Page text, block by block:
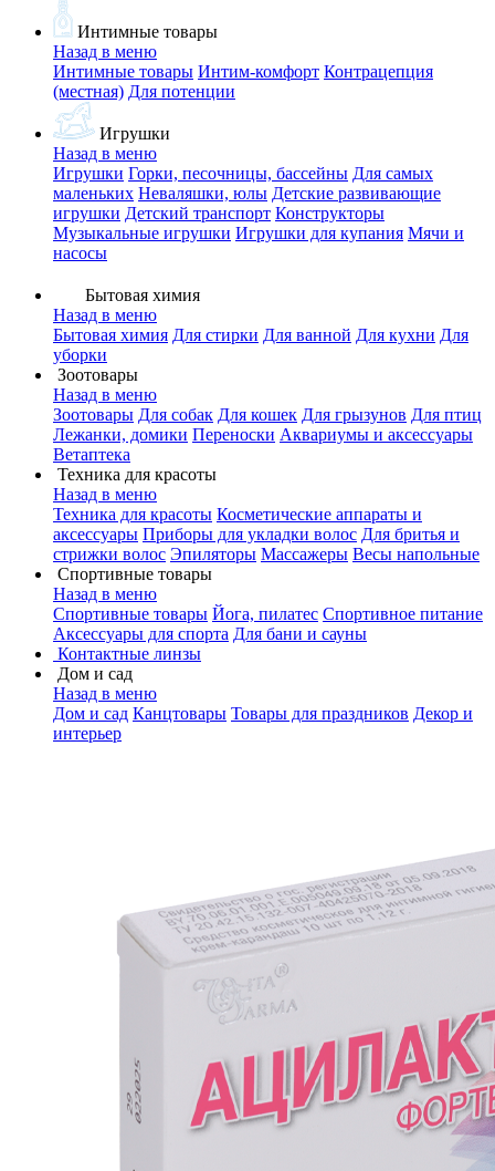
Интимные товары
Назад в меню
Интимные товары Интим-комфорт Контрацепция
(местная) Для потенции
Игрушки
Назад в меню
Игрушки Горки, песочницы, бассейны Для самых
маленьких Неваляшки, юлы Детские развивающие
игрушки Детский транспорт Конструкторы
Музыкальные игрушки Игрушки для купания Мячи и
насосы
Бытовая химия
Назад в меню
Бытовая химия Для стирки Для ванной Для кухни Для
уборки
Зоотовары
Назад в меню
Зоотовары Для собак Для кошек Для грызунов Для птиц
Лежанки, домики Переноски Аквариумы и аксессуары
Ветаптека
Техника для красоты
Назад в меню
Техника для красоты Косметические аппараты и
аксессуары Приборы для укладки волос Для бритья и
стрижки волос Эпиляторы Массажеры Весы напольные
Спортивные товары
Назад в меню
Спортивные товары Йога, пилатес Спортивное питание
Аксессуары для спорта Для бани и сауны
Контактные линзы
Дом и сад
Назад в меню
Дом и сад Канцтовары Товары для праздников Декор и
интерьер